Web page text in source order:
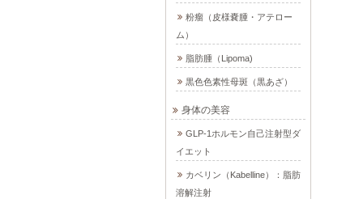
粉瘤（皮様嚢腫・アテロー
ム）
脂肪腫（Lipoma)
黒色色素性母斑（黒あざ）
身体の美容
GLP-1ホルモン自己注射型ダ
イエット
カベリン（Kabelline）：脂肪
溶解注射